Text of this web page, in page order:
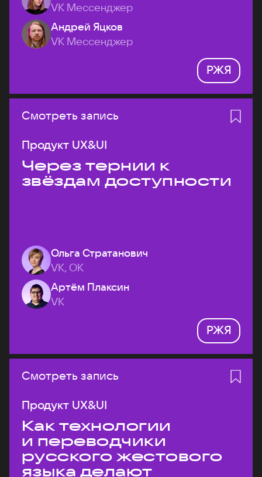
VK Мессенджер
Андрей Яцков
VK Мессенджер
РЖЯ
Смотреть запись
Продукт UX&UI
Через тернии к
звёздам доступности
Ольга Стратанович
VK, ОК
Артём Плаксин
VK
РЖЯ
Смотреть запись
Продукт UX&UI
Как технологии
и переводчики
русского жестового
языка делают